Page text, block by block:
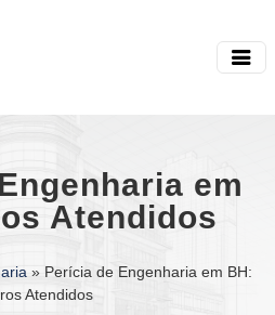
em
Atendidos
» Perícia de Engenharia em BH:
Atendidos